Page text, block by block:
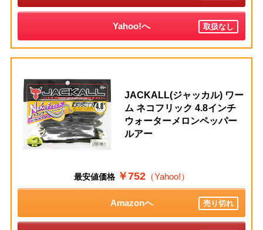
Yahoo!へ 取扱なし
JACKALL(ジャッカル) ワー
ム ネコフリック 4.8インチ
ウォーターメロンペッパー
ルアー
最安値価格 ￥752（Yahoo!）
Amazonへ 売り切れ